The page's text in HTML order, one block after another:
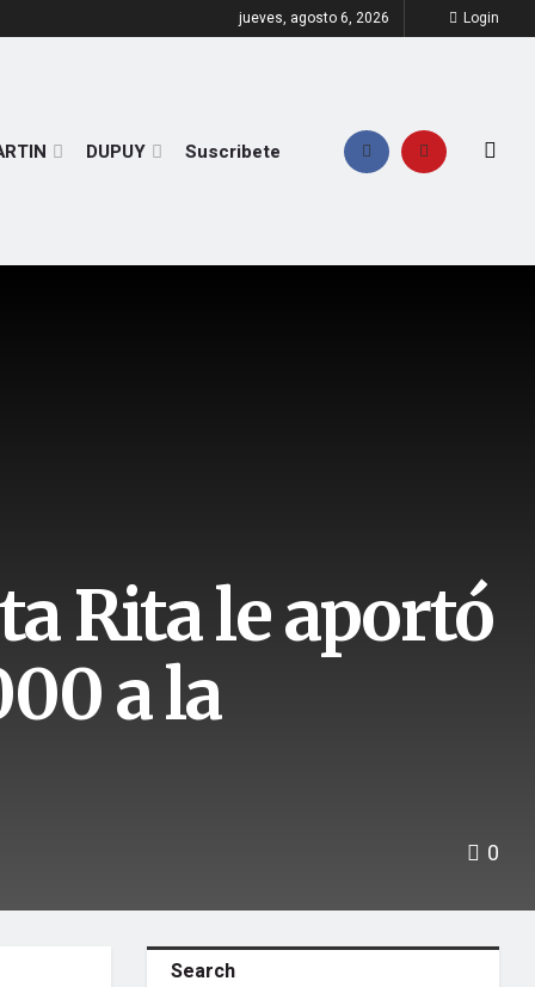
jueves, agosto 6, 2026 Login
DUPUY Suscribete
Rita le aportó
a la
0
Search